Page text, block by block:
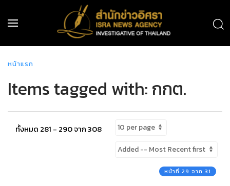
หน้าแรก
Items tagged with: กกต.
ทั้งหมด 281 - 290 จาก 308
หน้าที่ 29 จาก 31